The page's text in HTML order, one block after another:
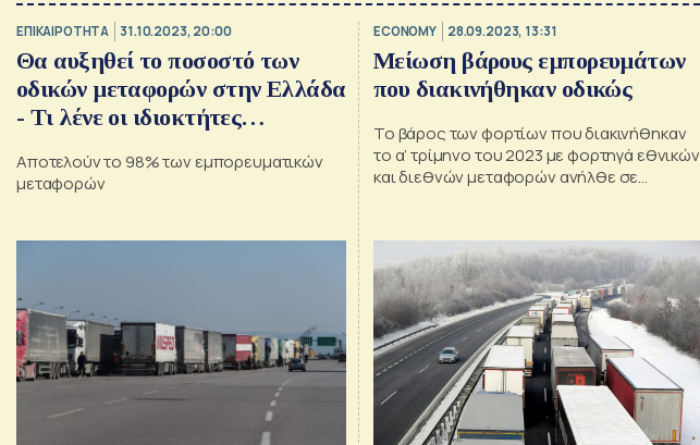
ΕΠΙΚΑΙΡΟΤΗΤΑ 31.10.2023, 20:00
Θα αυξηθεί το ποσοστό των
οδικών μεταφορών στην Ελλάδα
- Τι λένε οι ιδιοκτήτες
Αποτελούν το 98% των εμπορευματικών
μεταφορών
ECONOMY 28.09.2023, 13:31
Μείωση βάρους εμπορευμάτων
που διακινήθηκαν οδικώς
Το βάρος των φορτίων που διακινήθηκαν
το α’ τρίμηνο του 2023 με φορτηγά εθνικών
και διεθνών μεταφορών ανήλθε σε
2022